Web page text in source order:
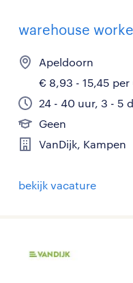
warehouse
Apeldoorn
€ 8,93 - 15,45 per
24 - 40 uur, 3 - 5
Geen
VanDijk, Kampen
bekijk vacature